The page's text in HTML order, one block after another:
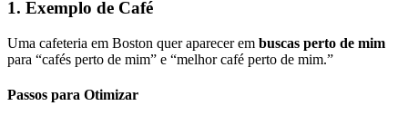
1. Exemplo de Café
Uma cafeteria em Boston quer aparecer em buscas perto de mim
para “cafés perto de mim” e “melhor café perto de mim.”
Passos para Otimizar